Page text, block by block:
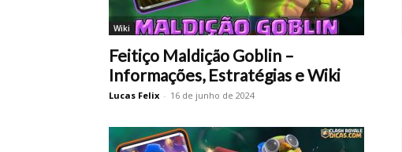
Wiki
Feitiço Maldição Goblin –
Informações, Estratégias e Wiki
Lucas Felix - 16 de junho de 2024